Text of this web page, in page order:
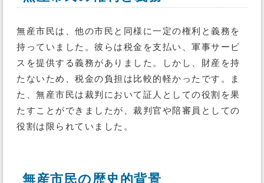
無産市民は、他の市民と同様に一定の権利と義務を
持っていました。彼らは税金を支払い、軍事サービ
スを提供する義務がありました。しかし、財産を持
たないため、税金の負担は比較的軽かったです。ま
た、無産市民は裁判において証人としての役割を果
たすことができましたが、裁判官や陪審員としての
役割は限られていました。
無産市民の歴史的背景